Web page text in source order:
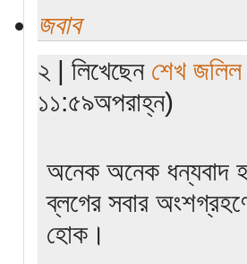
জবাব
২ | লিখেছেন শেখ জলিল
১১:৫৯অপরাহ্ন)
অনেক অনেক ধন্যবাদ
ব্লগের সবার
হোক।